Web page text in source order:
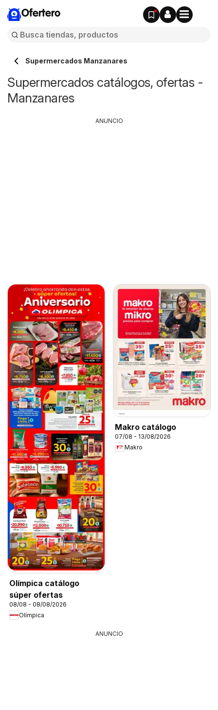
Ofertero
Supermercados Manzanares
Supermercados catálogos, ofertas -
Manzanares
Olímpica catálogo
súper ofertas
08/08 - 08/08/2026
Olímpica
Makro catálogo
07/08 - 13/08/2026
Makro
ANUNCIO
ANUNCIO